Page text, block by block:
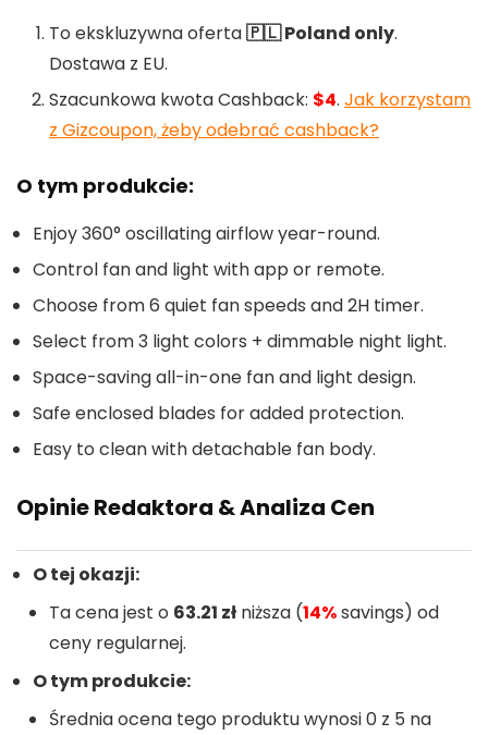
To ekskluzywna oferta🇵🇱 Poland only.
Dostawa z EU.
Szacunkowa kwota Cashback: $4. Jak korzystam
z Gizcoupon, żeby odebrać cashback?
O tym produkcie:
Enjoy 360° oscillating airflow year-round.
Control fan and light with app or remote.
Choose from 6 quiet fan speeds and 2H timer.
Select from 3 light colors + dimmable night light.
Space-saving all-in-one fan and light design.
Safe enclosed blades for added protection.
Easy to clean with detachable fan body.
Opinie Redaktora & Analiza Cen
O tej okazji:
Ta cena jest o 63.21 zł niższa (14%savings) od
ceny regularnej.
O tym produkcie:
Średnia ocena tego produktu wynosi 0 z 5 na